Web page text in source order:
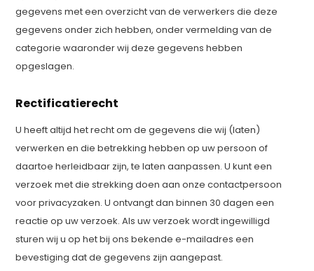
gegevens met een overzicht van de verwerkers die deze
gegevens onder zich hebben, onder vermelding van de
categorie waaronder wij deze gegevens hebben
opgeslagen.
Rectificatierecht
U heeft altijd het recht om de gegevens die wij (laten)
verwerken en die betrekking hebben op uw persoon of
daartoe herleidbaar zijn, te laten aanpassen. U kunt een
verzoek met die strekking doen aan onze contactpersoon
voor privacyzaken. U ontvangt dan binnen 30 dagen een
reactie op uw verzoek. Als uw verzoek wordt ingewilligd
sturen wij u op het bij ons bekende e-mailadres een
bevestiging dat de gegevens zijn aangepast.